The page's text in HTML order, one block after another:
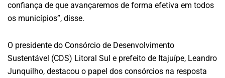
confiança de que avançaremos de forma efetiva em todos
os municípios”, disse.
O presidente do Consórcio de Desenvolvimento
Sustentável (CDS) Litoral Sul e prefeito de Itajuípe, Leandro
Junquilho, destacou o papel dos consórcios na resposta